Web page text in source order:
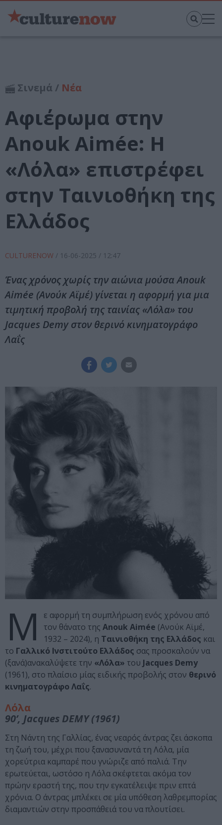
Σινεμά / Νέα
Αφιέρωμα στην
Anouk Aimée: Η
«Λόλα» επιστρέφει
στην Ταινιοθήκη της
Ελλάδος
CULTURENOW / 16-06-2025 / 12:47
Ένας χρόνος χωρίς την αιώνια μούσα Anouk
Aimée (Ανούκ Αϊμέ) γίνεται η αφορμή για μια
τιμητική προβολή της ταινίας «Λόλα» του
Jacques Demy στον θερινό κινηματογράφο
Λαΐς
Μ
ε αφορμή τη συμπλήρωση ενός χρόνου από
τον θάνατο της Anouk Aimée (Ανούκ Αϊμέ,
1932 – 2024), η Ταινιοθήκη της Ελλάδος και
το Γαλλικό Ινστιτούτο Ελλάδος σας προσκαλούν να
(ξανά)ανακαλύψετε την «Λόλα» του Jacques Demy
(1961), στο πλαίσιο μίας ειδικής προβολής στον θερινό
κινηματογράφο Λαΐς.
Λόλα
90’, Jacques DEMY (1961)
Στη Νάντη της Γαλλίας, ένας νεαρός άντρας ζει άσκοπα
τη ζωή του, μέχρι που ξανασυναντά τη Λόλα, μία
χορεύτρια καμπαρέ που γνώριζε από παλιά. Την
ερωτεύεται, ωστόσο η Λόλα σκέφτεται ακόμα τον
πρώην εραστή της, που την εγκατέλειψε πριν επτά
χρόνια. Ο άντρας μπλέκει σε μία υπόθεση λαθρεμπορίας
διαμαντιών στην προσπάθειά του να πλουτίσει.